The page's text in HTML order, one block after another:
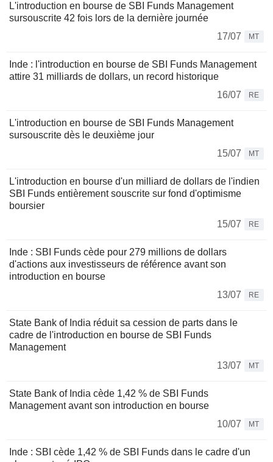
L'introduction en bourse de SBI Funds Management
sursouscrite 42 fois lors de la dernière journée
17/07
MT
Inde : l'introduction en bourse de SBI Funds Management
attire 31 milliards de dollars, un record historique
16/07
RE
L'introduction en bourse de SBI Funds Management
sursouscrite dès le deuxième jour
15/07
MT
L'introduction en bourse d'un milliard de dollars de l'indien
SBI Funds entièrement souscrite sur fond d'optimisme
boursier
15/07
RE
Inde : SBI Funds cède pour 279 millions de dollars
d'actions aux investisseurs de référence avant son
introduction en bourse
13/07
RE
State Bank of India réduit sa cession de parts dans le
cadre de l'introduction en bourse de SBI Funds
Management
13/07
MT
State Bank of India cède 1,42 % de SBI Funds
Management avant son introduction en bourse
10/07
MT
Inde : SBI cède 1,42 % de SBI Funds dans le cadre d'un